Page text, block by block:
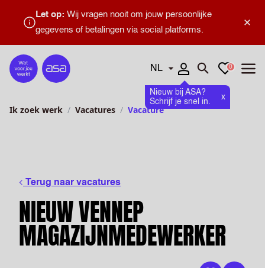
×
Let op: Wij vragen nooit om jouw persoonlijke
gegevens of betalingen via social platforms.
Home
Talen
Nieuw bij ASA?
Schrijf je snel in.
x
Zoeken openen
Favorieten
0
Ik zoek werk Vacatures Vacature
Terug naar vacatures
NIEUW VENNEP
MAGAZIJNMEDEWERKER